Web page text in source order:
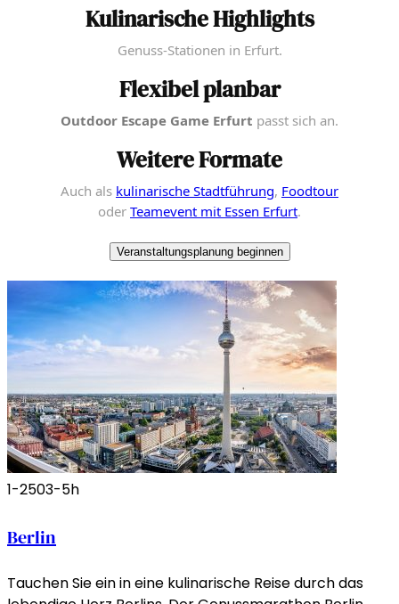
Kulinarische Highlights
Genuss-Stationen in Erfurt.
Flexibel planbar
Outdoor Escape Game Erfurt passt sich an.
Weitere Formate
Auch als kulinarische Stadtführung, Foodtour
oder Teamevent mit Essen Erfurt.
Veranstaltungsplanung beginnen
1-2503-5h
Berlin
Tauchen Sie ein in eine kulinarische Reise durch das